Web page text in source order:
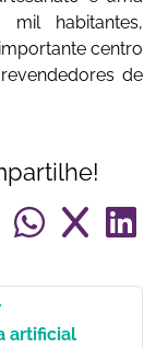
mil habitantes,
centro
de
artificial